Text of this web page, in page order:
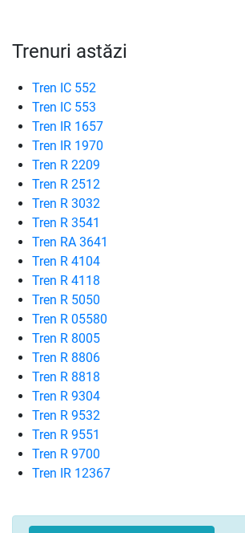
Trenuri astăzi
Tren IC 552
Tren IC 553
Tren IR 1657
Tren IR 1970
Tren R 2209
Tren R 2512
Tren R 3032
Tren R 3541
Tren RA 3641
Tren R 4104
Tren R 4118
Tren R 5050
Tren R 05580
Tren R 8005
Tren R 8806
Tren R 8818
Tren R 9304
Tren R 9532
Tren R 9551
Tren R 9700
Tren IR 12367